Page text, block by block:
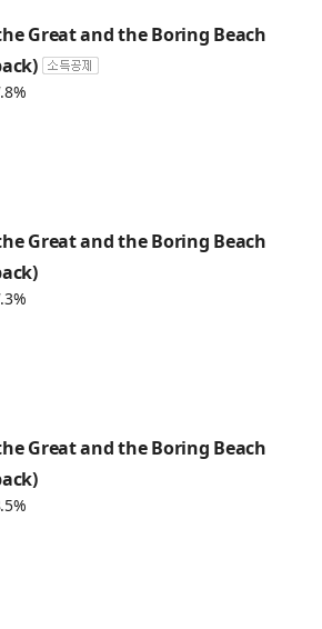
Great and the Boring Beach
Great and the Boring Beach
Great and the Boring Beach